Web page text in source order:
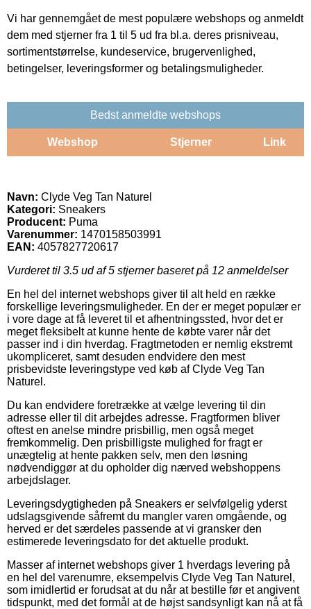
Vi har gennemgået de mest populære webshops og anmeldt
dem med stjerner fra 1 til 5 ud fra bl.a. deres prisniveau,
sortimentstørrelse, kundeservice, brugervenlighed,
betingelser, leveringsformer og betalingsmuligheder.
Bedst anmeldte webshops
Webshop Stjerner Link
Navn: Clyde Veg Tan Naturel
Kategori: Sneakers
Producent: Puma
Varenummer: 1470158503991
EAN: 4057827720617
Vurderet til 3.5 ud af 5 stjerner baseret på 12 anmeldelser
En hel del internet webshops giver til alt held en række
forskellige leveringsmuligheder. En der er meget populær er
i vore dage at få leveret til et afhentningssted, hvor det er
meget fleksibelt at kunne hente de købte varer når det
passer ind i din hverdag. Fragtmetoden er nemlig ekstremt
ukompliceret, samt desuden endvidere den mest
prisbevidste leveringstype ved køb af Clyde Veg Tan
Naturel.
Du kan endvidere foretrække at vælge levering til din
adresse eller til dit arbejdes adresse. Fragtformen bliver
oftest en anelse mindre prisbillig, men også meget
fremkommelig. Den prisbilligste mulighed for fragt er
unægtelig at hente pakken selv, men den løsning
nødvendiggør at du opholder dig nærved webshoppens
arbejdslager.
Leveringsdygtigheden på Sneakers er selvfølgelig yderst
udslagsgivende såfremt du mangler varen omgående, og
herved er det særdeles passende at vi gransker den
estimerede leveringsdato for det aktuelle produkt.
Masser af internet webshops giver 1 hverdags levering på
en hel del varenumre, eksempelvis Clyde Veg Tan Naturel,
som imidlertid er forudsat at du når at bestille før et angivent
tidspunkt, med det formål at de højst sandsynligt kan nå at få